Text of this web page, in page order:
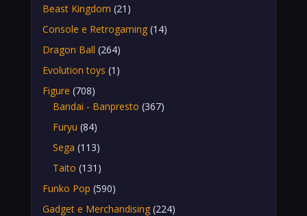
Beast Kingdom (21)
Console e Retrogaming (14)
Dragon Ball (264)
Evolution toys (1)
Figure (708)
Bandai - Banpresto (367)
Furyu (84)
Sega (113)
Taito (131)
Funko Pop (590)
Gadget e Merchandising (224)